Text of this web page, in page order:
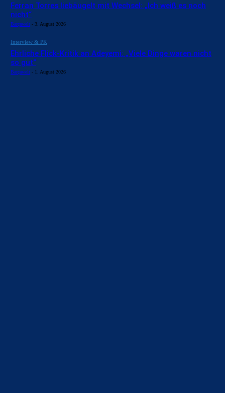
Ferran Torres liebäugelt mit Wechsel: „Ich weiß es noch
nicht“
Barçawelt - 3. August 2026
Interview & PK
Ehrliche Flick-Kritik an Adeyemi: „Viele Dinge waren nicht
so gut“
Barçawelt - 1. August 2026